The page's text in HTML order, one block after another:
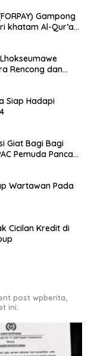
Gampong
khatam Al-Qur’an
Rencong dan
Siap Hadapi
Giat Bagi Bagi
Pemuda Panca
Wartawan Pada
Cicilan Kredit di
post wpberita,
ini.